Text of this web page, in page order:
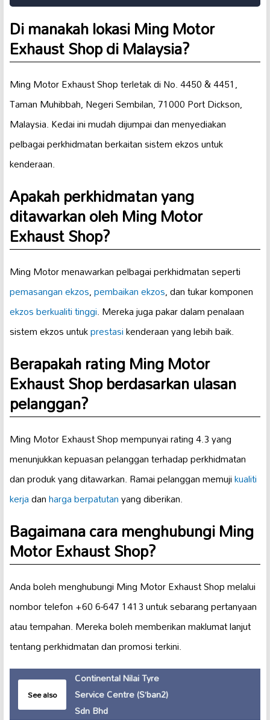
Di manakah lokasi Ming Motor
Exhaust Shop di Malaysia?
Ming Motor Exhaust Shop terletak di No. 4450 & 4451,
Taman Muhibbah, Negeri Sembilan, 71000 Port Dickson,
Malaysia. Kedai ini mudah dijumpai dan menyediakan
pelbagai perkhidmatan berkaitan sistem ekzos untuk
kenderaan.
Apakah perkhidmatan yang
ditawarkan oleh Ming Motor
Exhaust Shop?
Ming Motor menawarkan pelbagai perkhidmatan seperti
pemasangan ekzos,pembaikan ekzos, dan tukar komponen
ekzos berkualiti tinggi. Mereka juga pakar dalam penalaan
sistem ekzos untukprestasikenderaan yang lebih baik.
Berapakah rating Ming Motor
Exhaust Shop berdasarkan ulasan
pelanggan?
Ming Motor Exhaust Shop mempunyai rating 4.3 yang
menunjukkan kepuasan pelanggan terhadap perkhidmatan
dan produk yang ditawarkan. Ramai pelanggan memujikualiti
kerjadanharga berpatutanyang diberikan.
Bagaimana cara menghubungi Ming
Motor Exhaust Shop?
Anda boleh menghubungi Ming Motor Exhaust Shop melalui
nombor telefon +60 6-647 1413 untuk sebarang pertanyaan
atau tempahan. Mereka boleh memberikan maklumat lanjut
tentang perkhidmatan dan promosi terkini.
See also
Continental Nilai Tyre
Service Centre (S’ban2)
Sdn Bhd